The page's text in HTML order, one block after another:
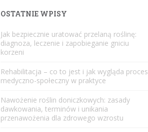
OSTATNIE WPISY
Jak bezpiecznie uratować przelaną roślinę:
diagnoza, leczenie i zapobieganie gniciu
korzeni
Rehabilitacja – co to jest i jak wygląda proces
medyczno-społeczny w praktyce
Nawożenie roślin doniczkowych: zasady
dawkowania, terminów i unikania
przenawożenia dla zdrowego wzrostu